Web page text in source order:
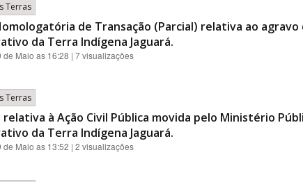
Terras
de Transação (Parcial) relativa ao
da Terra Indígena Jaguará.
de Maio as 16:28 | 7 visualizações
Terras
relativa à Ação Civil Pública movida pelo Ministério
da Terra Indígena Jaguará.
de Maio as 13:52 | 2 visualizações